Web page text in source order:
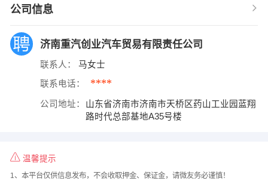
公司信息
济南重汽创业汽车贸易有限责任公司
联系人： 马女士
联系电话： ****
公司地址：
山东省济南市济南市天桥区药山工业园蓝翔
路时代总部基地A35号楼
温馨提示
1、本平台仅供信息发布，不会收取押金、保证金，请微友务必谨慎！